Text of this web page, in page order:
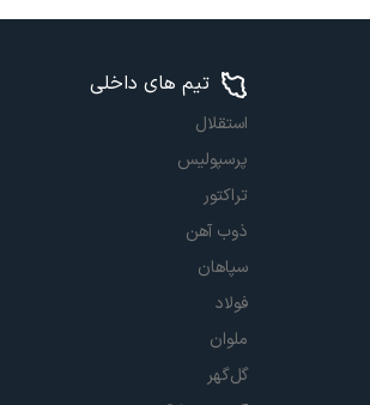
تیم های داخلی
استقلال
پرسپولیس
تراکتور
ذوب آهن
سپاهان
فولاد
ملوان
گل‌گهر